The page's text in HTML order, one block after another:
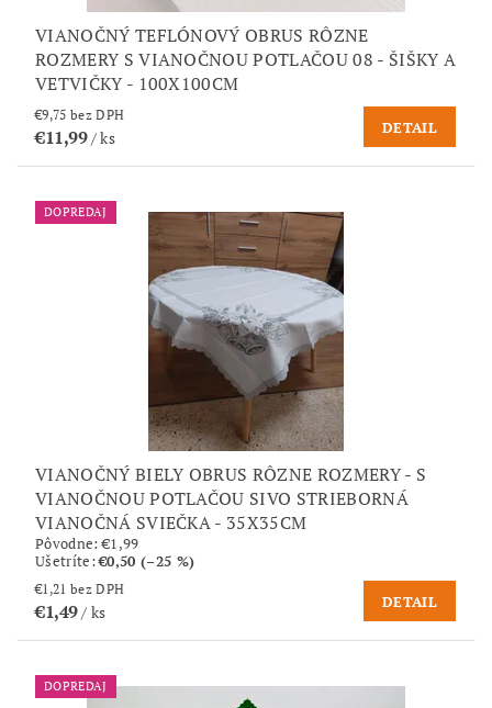
VIANOČNÝ TEFLÓNOVÝ OBRUS RÔZNE
ROZMERY S VIANOČNOU POTLAČOU 08 - ŠIŠKY A
VETVIČKY - 100X100CM
€9,75 bez DPH
€11,99/ ks
DETAIL
DOPREDAJ
VIANOČNÝ BIELY OBRUS RÔZNE ROZMERY - S
VIANOČNOU POTLAČOU SIVO STRIEBORNÁ
VIANOČNÁ SVIEČKA - 35X35CM
Pôvodne:€1,99
Ušetríte:€0,50 (–25 %)
€1,21 bez DPH
€1,49/ ks
DETAIL
DOPREDAJ